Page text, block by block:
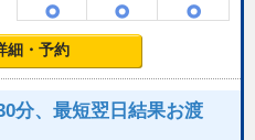
細・予約
分、最短翌日結果お渡